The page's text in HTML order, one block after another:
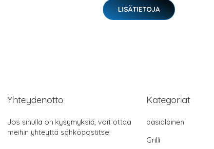
LISÄTIETOJA
Yhteydenotto
Jos sinulla on kysymyksiä, voit ottaa
meihin yhteyttä sähköpostitse:
Kategoriat
aasialainen
Grilli